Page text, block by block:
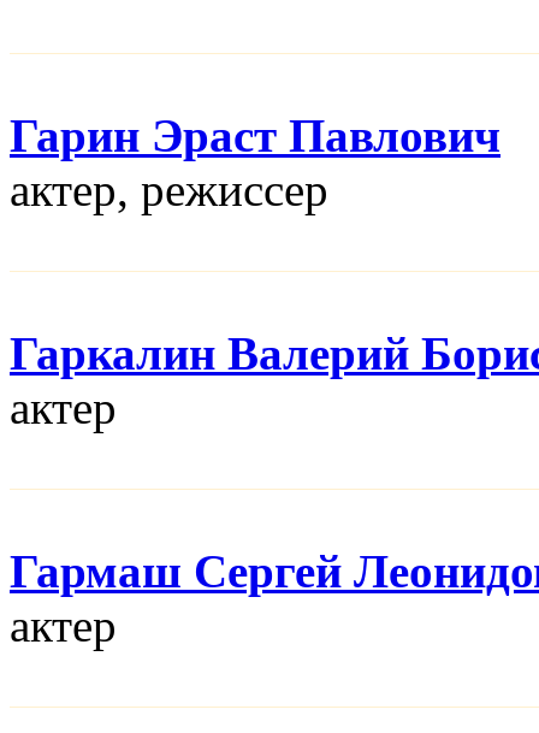
Гарин Эраст Павлович
актер, режисcер
Гаркалин Валерий
актер
Гармаш Сергей
актер